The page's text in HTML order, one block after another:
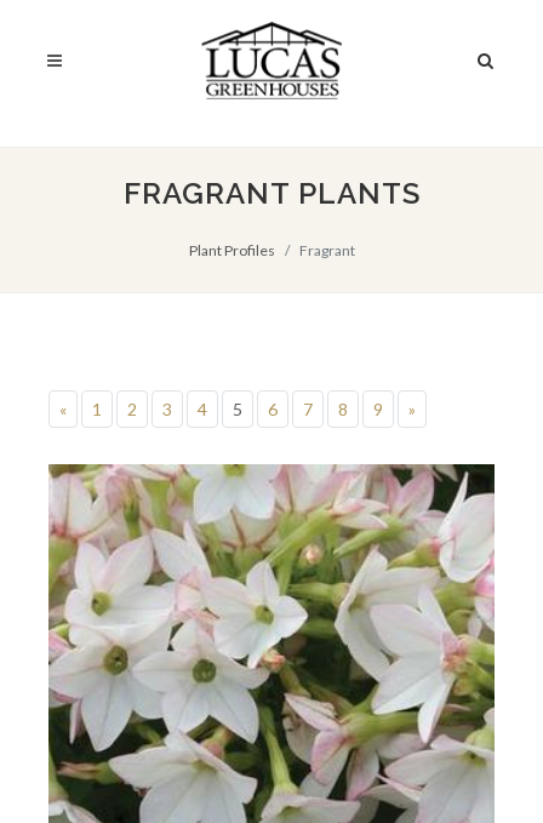
FRAGRANT PLANTS
Plant Profiles Fragrant
« 1 2 3 4 5 6 7 8 9 »